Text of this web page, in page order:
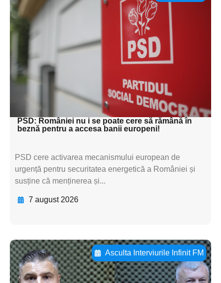
Adaugă aici textul pentru
subtitluAdaugă aici
textul pentru
subtitluAdaugă aici
textul pentru
subtitluAdaugă aici
textul pentru subti
PSD: României nu i se poate cere să rămână în
beznă pentru a accesa banii europeni!
PSD cere activarea mecanismului european de
urgență pentru securitatea energetică a României și
susține că menținerea și...
7 august 2026
Asculta Interviurile Infinit FM
Adaugă aici textul pentru